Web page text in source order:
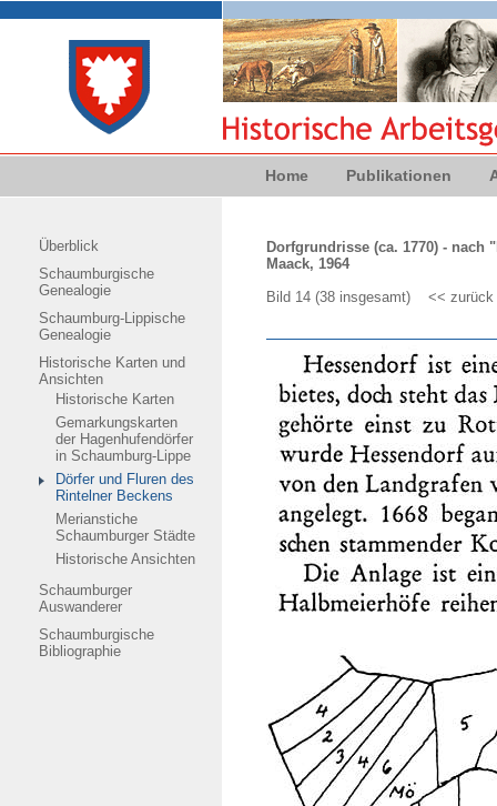
Home Publikationen
Überblick
Schaumburgische
Genealogie
Schaumburg-Lippische
Genealogie
Historische Karten und
Ansichten
Historische Karten
Gemarkungskarten
der Hagenhufendörfer
in Schaumburg-Lippe
Dörfer und Fluren des
Rintelner Beckens
Merianstiche
Schaumburger Städte
Historische Ansichten
Schaumburger
Auswanderer
Schaumburgische
Bibliographie
Dorfgrundrisse (ca. 1770) -
Maack, 1964
Bild 14 (38 insgesamt) << zurück